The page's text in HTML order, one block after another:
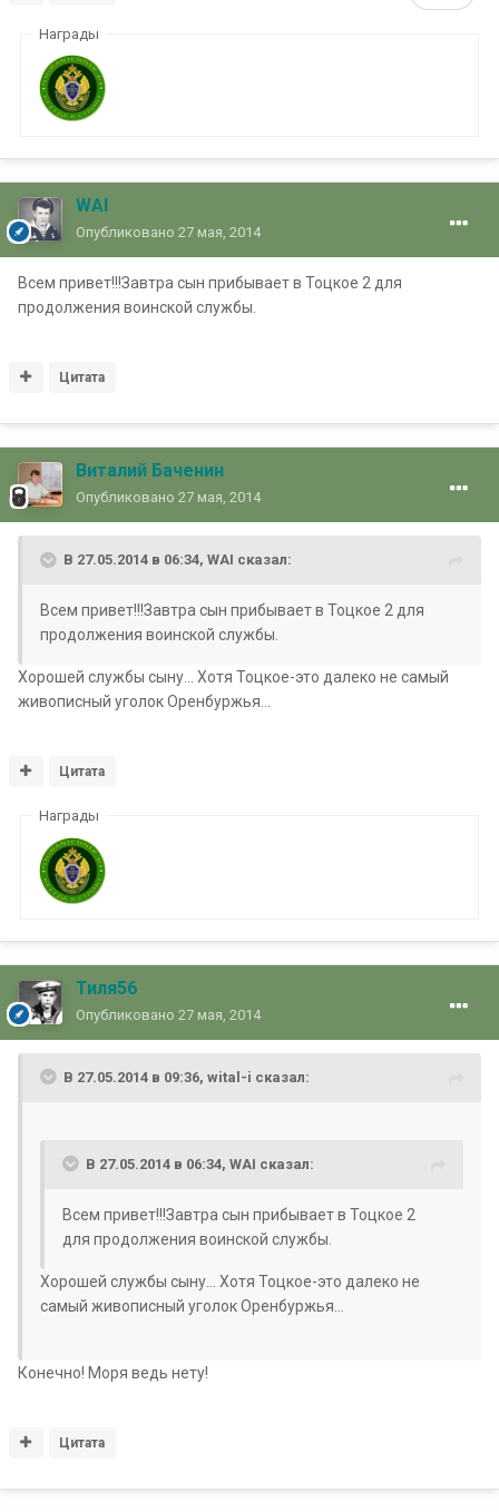
Награды
WAI
Опубликовано 27 мая, 2014
Всем привет!!!Завтра сын прибывает в Тоцкое 2 для
продолжения воинской службы.
Цитата
Виталий Баченин
Опубликовано 27 мая, 2014
В 27.05.2014 в 06:34, WAI сказал:
Всем привет!!!Завтра сын прибывает в Тоцкое 2 для
продолжения воинской службы.
Хорошей службы сыну... Хотя Тоцкое-это далеко не самый
живописный уголок Оренбуржья...
Цитата
Награды
Тиля56
Опубликовано 27 мая, 2014
В 27.05.2014 в 09:36, wital-i сказал:
В 27.05.2014 в 06:34, WAI сказал:
Всем привет!!!Завтра сын прибывает в Тоцкое 2
для продолжения воинской службы.
Хорошей службы сыну... Хотя Тоцкое-это далеко не
самый живописный уголок Оренбуржья...
Конечно! Моря ведь нету!
Цитата